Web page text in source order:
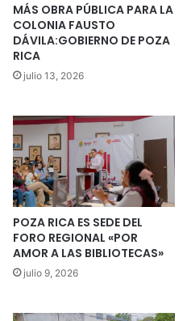
MÁS OBRA PÚBLICA PARA LA
COLONIA FAUSTO
DÁVILA:GOBIERNO DE POZA
RICA
julio 13, 2026
POZA RICA ES SEDE DEL
FORO REGIONAL «POR
AMOR A LAS BIBLIOTECAS»
julio 9, 2026